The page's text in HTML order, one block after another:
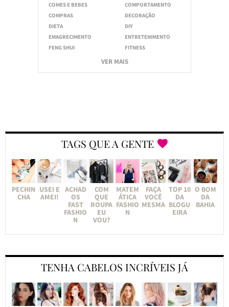
COMES E BEBES
COMPORTAMENTO
COMPRAS
DECORAÇÃO
DIETA
DIY
EMAGRECIMENTO
ENTRETENIMENTO
FENG SHUI
FITNESS
VER MAIS
TAGS QUE A GENTE
PECHIN
CHA
USEI E
AMEI!
ACHAD
OS
FAST
FASHIO
N
COM
QUE
ROUPA
EU
VOU?
MATEM
ÁTICA
FASHIO
N
FAÇA
VOCÊ
MESMA
TOP 10
DA
BLOGU
EIRA
O BOM
DA
BAHIA
TENHA CABELOS INCRÍVEIS JÁ